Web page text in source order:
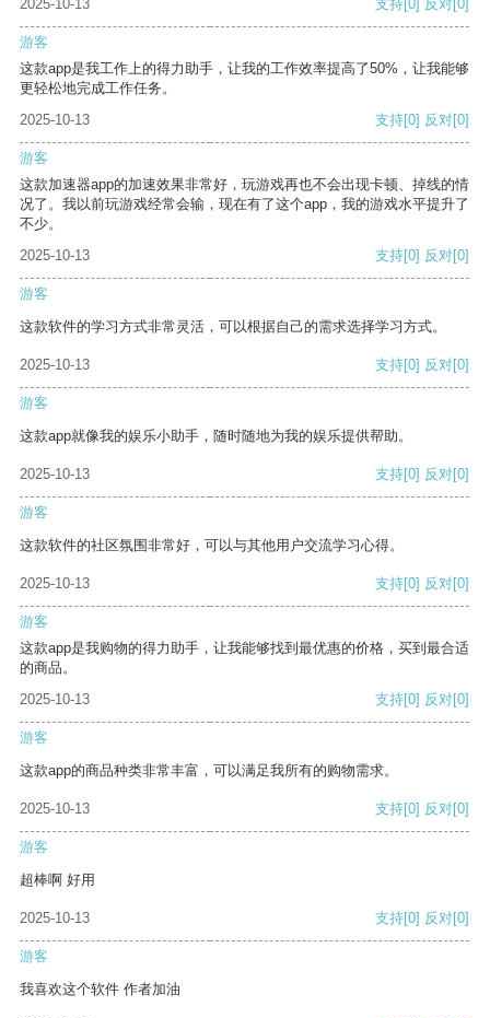
2025-10-13 支持 [0] 反对 [0]
游客
这款app是我工作上的得力助手，让我的工作效率提高了50%，让我能够
更轻松地完成工作任务。
2025-10-13
支持[0] 反对[0]
游客
这款加速器app的加速效果非常好，玩游戏再也不会出现卡顿、掉线的情
况了。我以前玩游戏经常会输，现在有了这个app，我的游戏水平提升了
不少。
2025-10-13
支持[0] 反对[0]
游客
这款软件的学习方式非常灵活，可以根据自己的需求选择学习方式。
2025-10-13 支持[0] 反对[0]
游客
这款app就像我的娱乐小助手，随时随地为我的娱乐提供帮助。
2025-10-13 支持[0] 反对[0]
游客
这款软件的社区氛围非常好，可以与其他用户交流学习心得。
2025-10-13 支持[0] 反对[0]
游客
这款app是我购物的得力助手，让我能够找到最优惠的价格，买到最合适
的商品。
2025-10-13
支持[0] 反对[0]
游客
这款app的商品种类非常丰富，可以满足我所有的购物需求。
2025-10-13 支持[0] 反对[0]
游客
超棒啊 好用
2025-10-13 支持[0] 反对[0]
游客
我喜欢这个软件 作者加油